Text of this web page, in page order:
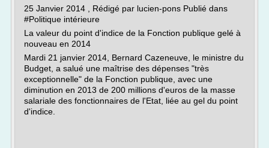
25 Janvier 2014 , Rédigé par lucien-pons Publié dans
#Politique intérieure
La valeur du point d'indice de la Fonction publique gelé à
nouveau en 2014
Mardi 21 janvier 2014, Bernard Cazeneuve, le ministre du
Budget, a salué une maîtrise des dépenses "très
exceptionnelle" de la Fonction publique, avec une
diminution en 2013 de 200 millions d'euros de la masse
salariale des fonctionnaires de l'Etat, liée au gel du point
d'indice.